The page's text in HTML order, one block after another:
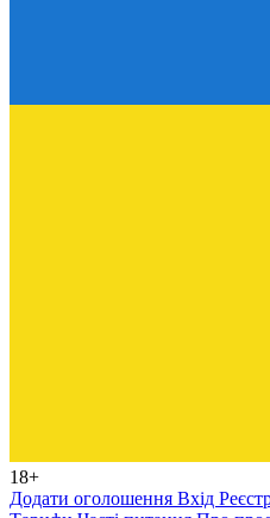
18+
Додати оголошення Вхід